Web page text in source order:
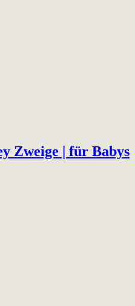
Zweige | für Babys